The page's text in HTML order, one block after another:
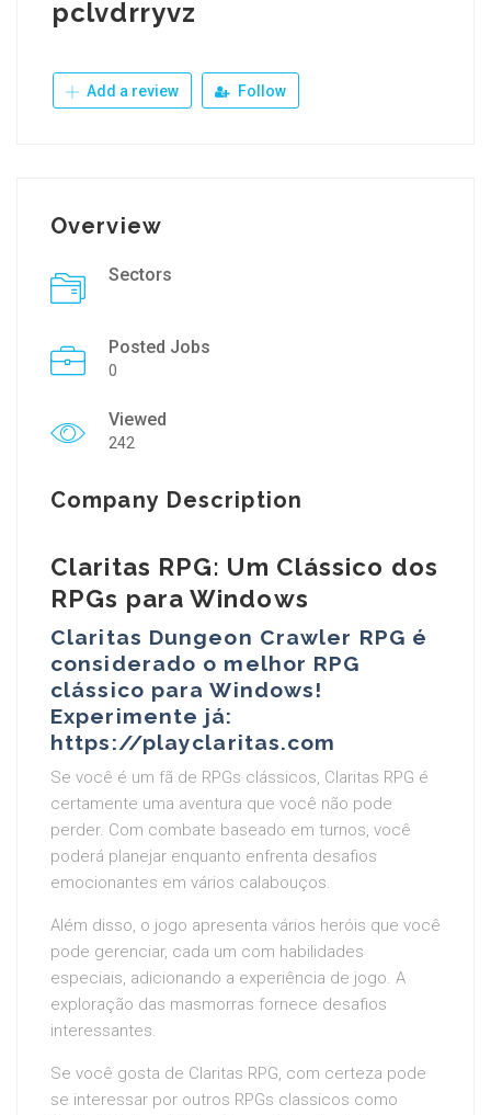
pclvdrryvz
Add a review Follow
Overview
Sectors
Posted Jobs
0
Viewed
242
Company Description
Claritas RPG: Um Clássico dos
RPGs para Windows
Claritas Dungeon Crawler RPG é
considerado o melhor RPG
clássico para Windows!
Experimente já:
https://playclaritas.com
Se você é um fã de RPGs clássicos, Claritas RPG é
certamente uma aventura que você não pode
perder. Com combate baseado em turnos, você
poderá planejar enquanto enfrenta desafios
emocionantes em vários calabouços.
Além disso, o jogo apresenta vários heróis que você
pode gerenciar, cada um com habilidades
especiais, adicionando a experiência de jogo. A
exploração das masmorras fornece desafios
interessantes.
Se você gosta de Claritas RPG, com certeza pode
se interessar por outros RPGs classicos como